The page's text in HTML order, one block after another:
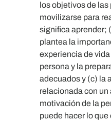
los objetivos de las
movilizarse para
significa aprender;
plantea la
experiencia de
persona y la
adecuados y (c) la
relacionada con un
motivación de la
puede hacer lo